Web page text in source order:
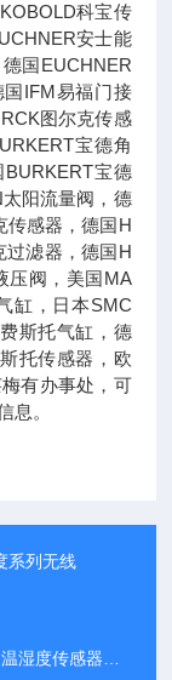
科宝传
安士能
国EUCHNER
IFM易福门接
图尔克传感
宝德角
宝德
阳流量阀，德
传感器，德国H
过滤器，德国H
压阀，美国MA
缸，日本SMC
斯托气缸，德
托传感器，欧
有办事处，可
息。
系列无线
感器系列型号